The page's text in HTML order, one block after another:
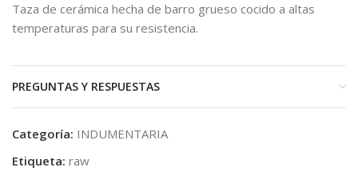
Taza de cerámica hecha de barro grueso cocido a altas
temperaturas para su resistencia.
PREGUNTAS Y RESPUESTAS
Categoría: INDUMENTARIA
Etiqueta: raw